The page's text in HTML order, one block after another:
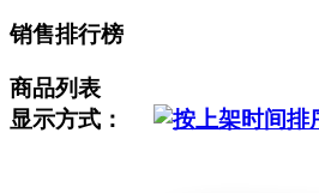
销售排行榜
商品列表
显示方式：